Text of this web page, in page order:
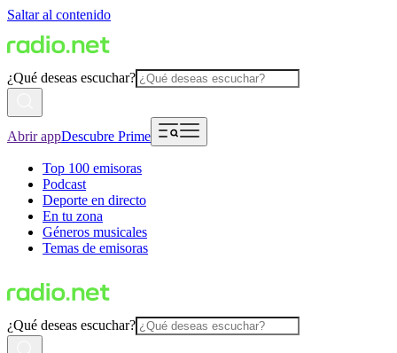
Saltar al contenido
¿Qué deseas escuchar?
Abrir appDescubre Prime
Top 100 emisoras
Podcast
Deporte en directo
En tu zona
Géneros musicales
Temas de emisoras
¿Qué deseas escuchar?